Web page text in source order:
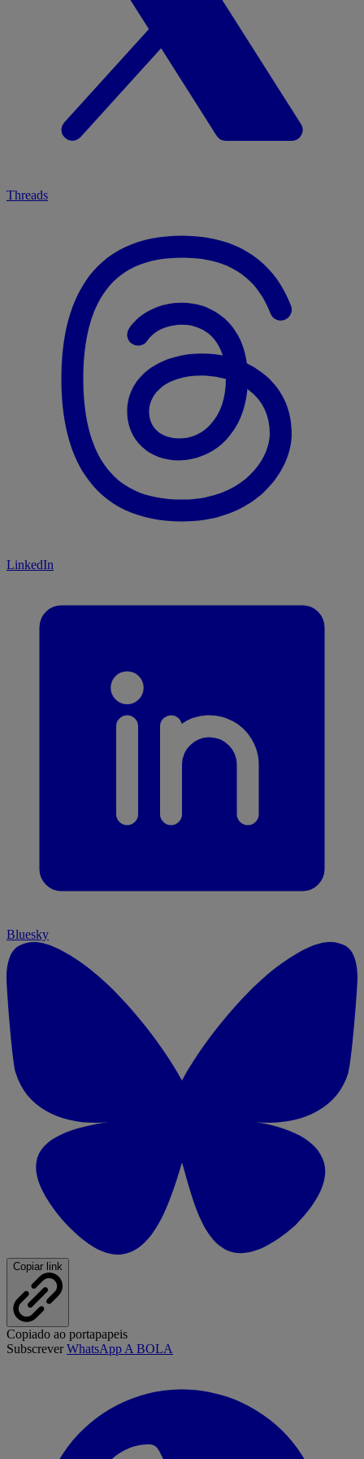
Threads
LinkedIn
Bluesky
Copiar link
Copiado ao portapapeis
SubscreverWhatsApp A BOLA